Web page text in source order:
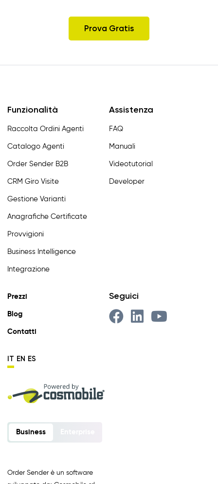
Prova Gratis
Business
Order Sender è un software
Funzionalità
Raccolta Ordini Agenti
Catalogo Agenti
Order Sender B2B
CRM Giro Visite
Gestione Varianti
Anagrafiche Certificate
Provvigioni
Business Intelligence
Integrazione
Assistenza
FAQ
Manuali
Videotutorial
Developer
Prezzi
Blog
Contatti
IT EN ES
Seguici